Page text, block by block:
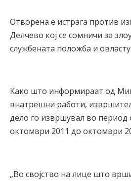
Отворена е истрага против
Делчево кој се сомничи за
службената положба и
Како што информираат од
внатрешни работи,
дело го извршувал во период
октомври 2011 до октомври
„Во својство на лице што